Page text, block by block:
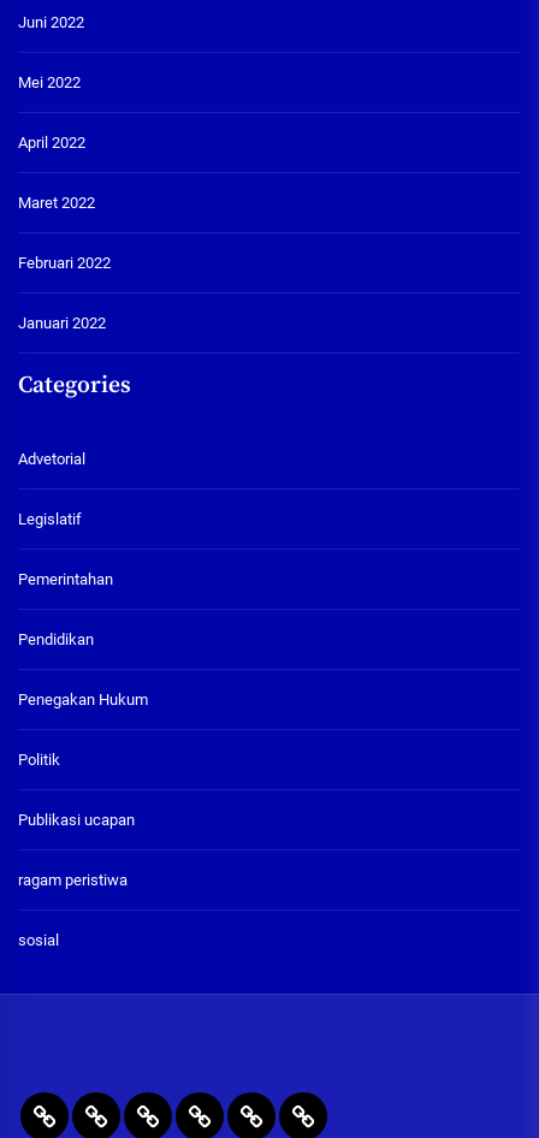
Juni 2022
Mei 2022
April 2022
Maret 2022
Februari 2022
Januari 2022
Categories
Advetorial
Legislatif
Pemerintahan
Pendidikan
Penegakan Hukum
Politik
Publikasi ucapan
ragam peristiwa
sosial
BERITA RAGAM PENEGAKANPENDIDIKAN
PublikasiADVETORIAL